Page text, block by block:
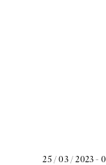
25 / 03 / 2023 -